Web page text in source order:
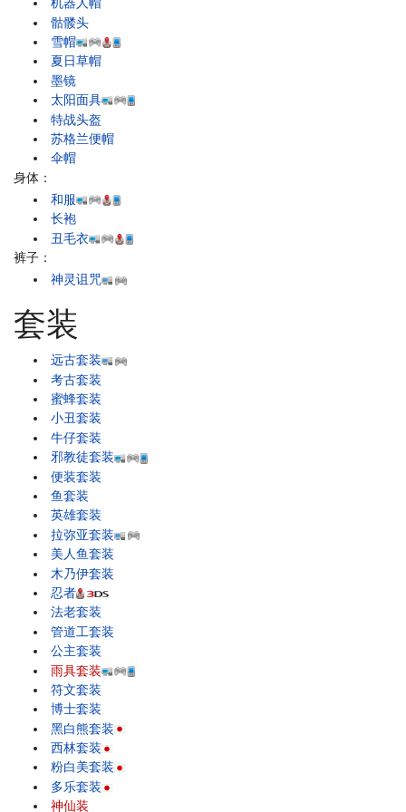
骷髅头
雪帽
夏日草帽
墨镜
太阳面具
特战头盔
苏格兰便帽
伞帽
身体：
和服
长袍
丑毛衣
裤子：
神灵诅咒
套装
远古套装
考古套装
蜜蜂套装
小丑套装
牛仔套装
邪教徒套装
便装套装
鱼套装
英雄套装
拉弥亚套装
美人鱼套装
木乃伊套装
忍者
法老套装
管道工套装
公主套装
雨具套装
符文套装
博士套装
黑白熊套装
西林套装
粉白美套装
多乐套装
神仙装